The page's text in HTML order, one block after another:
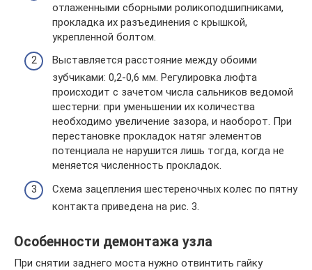
отлаженными сборными роликоподшипниками,
прокладка их разъединения с крышкой,
укрепленной болтом.
Выставляется расстояние между обоими
зубчиками: 0,2-0,6 мм. Регулировка люфта
происходит с зачетом числа сальников ведомой
шестерни: при уменьшении их количества
необходимо увеличение зазора, и наоборот. При
перестановке прокладок натяг элементов
потенциала не нарушится лишь тогда, когда не
меняется численность прокладок.
Схема зацепления шестереночных колес по пятну
контакта приведена на рис. 3.
Особенности демонтажа узла
При снятии заднего моста нужно отвинтить гайку